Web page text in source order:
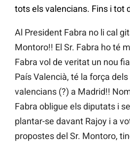
tots els valencians. Fins i tot
Al President Fabra no li cal
Montoro!! El Sr. Fabra ho té
Fabra vol de veritat un nou
País Valencià, té la força
valencians (?) a Madrid!!
Fabra obligue els diputats i
plantar-se davant Rajoy i a
propostes del Sr. Montoro,